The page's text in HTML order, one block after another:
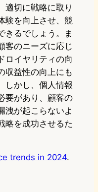
適切に戦略に取り
験を向上させ、競
きるでしょう。ま
客のニーズに応じ
ロイヤリティの向
収益性の向上にも
しかし、個人情報
要があり、顧客の
洩が起こらないよ
略を成功させるた
trends in 2024.